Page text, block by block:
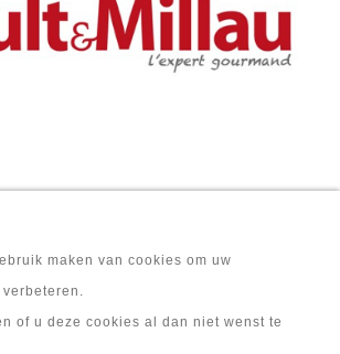
maken van cookies om uw
of u deze cookies al dan niet wenst te